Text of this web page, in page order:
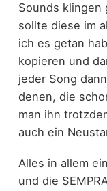
Sounds klingen
sollte diese im
ich es getan
kopieren und
jeder Song
denen, die
man ihn
auch ein
Alles in allem
und die